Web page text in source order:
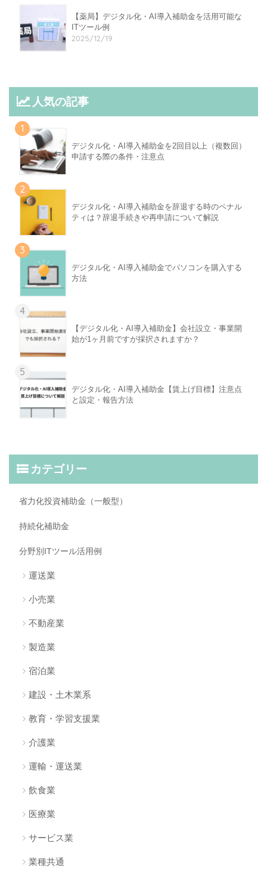
【薬局】デジタル化・AI導入補助金を活用可能な
ITツール例
2025/12/19
人気の記事
1
デジタル化・AI導入補助金を2回目以上（複数回）
申請する際の条件・注意点
2
デジタル化・AI導入補助金を辞退する時のペナル
ティは？辞退手続きや再申請について解説
3
デジタル化・AI導入補助金でパソコンを購入する
方法
4
【デジタル化・AI導入補助金】会社設立・事業開
始が1ヶ月前ですが採択されますか？
5
デジタル化・AI導入補助金【賃上げ目標】注意点
と設定・報告方法
カテゴリー
省力化投資補助金（一般型）
持続化補助金
分野別ITツール活用例
運送業
小売業
不動産業
製造業
宿泊業
建設・土木業系
教育・学習支援業
介護業
運輸・運送業
飲食業
医療業
サービス業
業種共通